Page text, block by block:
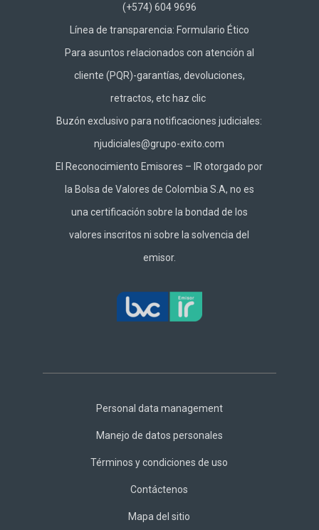
(+574) 604 9696
Línea de transparencia: Formulario Ético
Para asuntos relacionados con atención al
cliente (PQR)-garantías, devoluciones,
retractos, etc hazclic
Buzón exclusivo para notificaciones judiciales:
njudiciales@grupo-exito.com
El Reconocimiento Emisores – IR otorgado por
la Bolsa de Valores de Colombia S.A, no es
una certificación sobre la bondad de los
valores inscritos ni sobre la solvencia del
emisor.
Footer
Personal data management
Manejo de datos personales
Términos y condiciones de uso
Contáctenos
Mapa del sitio